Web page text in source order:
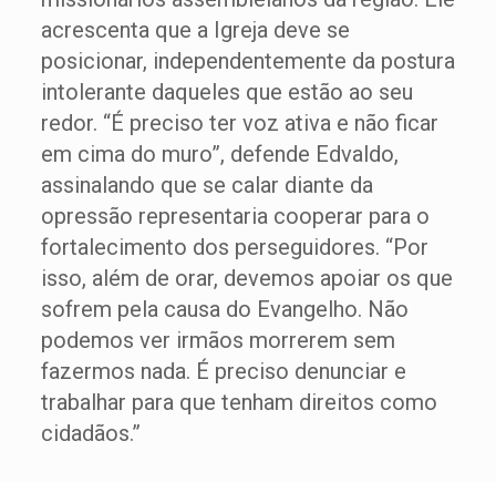
acrescenta que a Igreja deve se
posicionar, independentemente da postura
intolerante daqueles que estão ao seu
redor. “É preciso ter voz ativa e não ficar
em cima do muro”, defende Edvaldo,
assinalando que se calar diante da
opressão representaria cooperar para o
fortalecimento dos perseguidores. “Por
isso, além de orar, devemos apoiar os que
sofrem pela causa do Evangelho. Não
podemos ver irmãos morrerem sem
fazermos nada. É preciso denunciar e
trabalhar para que tenham direitos como
cidadãos.”